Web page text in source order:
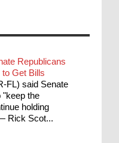
Republicans
Get Bills
FL) said Senate
"keep the
holding
Rick Scot...